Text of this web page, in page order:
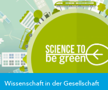
Wissenschaft in der Gesellschaft